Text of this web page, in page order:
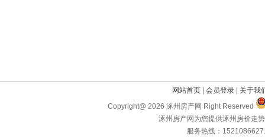
网站首页 会员登录
关于我
Copyright@ 2026 涿州房产网 Right Reserved
涿州房产网为您提供涿州房价走
服务热线：